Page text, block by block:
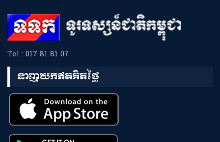
Tel : 017 81 81 07
ទាញយកឥតគិតថ្លៃ